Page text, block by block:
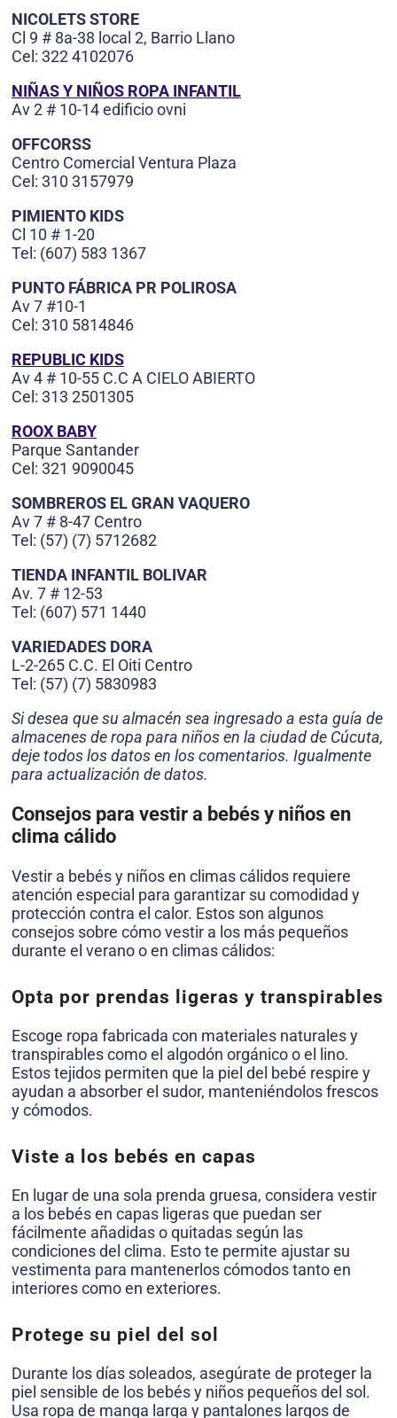
NICOLETS STORE
Cl 9 # 8a-38 local 2, Barrio Llano
Cel: 322 4102076
NIÑAS Y NIÑOS ROPA INFANTIL
Av 2 # 10-14 edificio ovni
OFFCORSS
Centro Comercial Ventura Plaza
Cel: 310 3157979
PIMIENTO KIDS
Cl 10 # 1-20
Tel: (607) 583 1367
PUNTO FÁBRICA PR POLIROSA
Av 7 #10-1
Cel: 310 5814846
REPUBLIC KIDS
Av 4 # 10-55 C.C A CIELO ABIERTO
Cel: 313 2501305
ROOX BABY
Parque Santander
Cel: 321 9090045
SOMBREROS EL GRAN VAQUERO
Av 7 # 8-47 Centro
Tel: (57) (7) 5712682
TIENDA INFANTIL BOLIVAR
Av. 7 # 12-53
Tel: (607) 571 1440
VARIEDADES DORA
L-2-265 C.C. El Oiti Centro
Tel: (57) (7) 5830983
Si desea que su almacén sea ingresado a esta guía de
almacenes de ropa para niños en la ciudad de Cúcuta,
deje todos los datos en los comentarios. Igualmente
para actualización de datos.
Consejos para vestir a bebés y niños en
clima cálido
Vestir a bebés y niños en climas cálidos requiere
atención especial para garantizar su comodidad y
protección contra el calor. Estos son algunos
consejos sobre cómo vestir a los más pequeños
durante el verano o en climas cálidos:
Opta por prendas ligeras y transpirables
Escoge ropa fabricada con materiales naturales y
transpirables como el algodón orgánico o el lino.
Estos tejidos permiten que la piel del bebé respire y
ayudan a absorber el sudor, manteniéndolos frescos
y cómodos.
Viste a los bebés en capas
En lugar de una sola prenda gruesa, considera vestir
a los bebés en capas ligeras que puedan ser
fácilmente añadidas o quitadas según las
condiciones del clima. Esto te permite ajustar su
vestimenta para mantenerlos cómodos tanto en
interiores como en exteriores.
Protege su piel del sol
Durante los días soleados, asegúrate de proteger la
piel sensible de los bebés y niños pequeños del sol.
Usa ropa de manga larga y pantalones largos de